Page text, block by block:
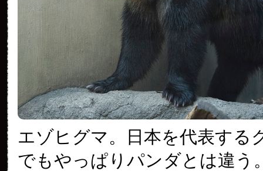
エゾヒグマ。日本を代表する
でもやっぱりパンダとは違う